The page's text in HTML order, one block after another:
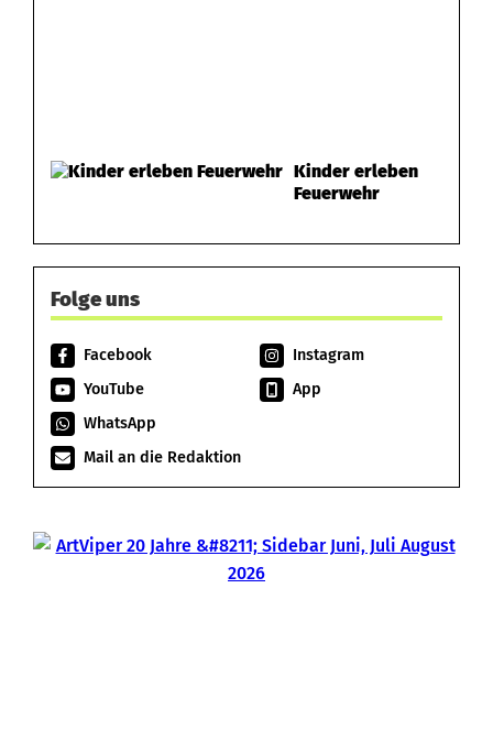
Kinder erleben
Feuerwehr
Folge uns
Facebook
Instagram
YouTube
App
WhatsApp
Mail an die Redaktion